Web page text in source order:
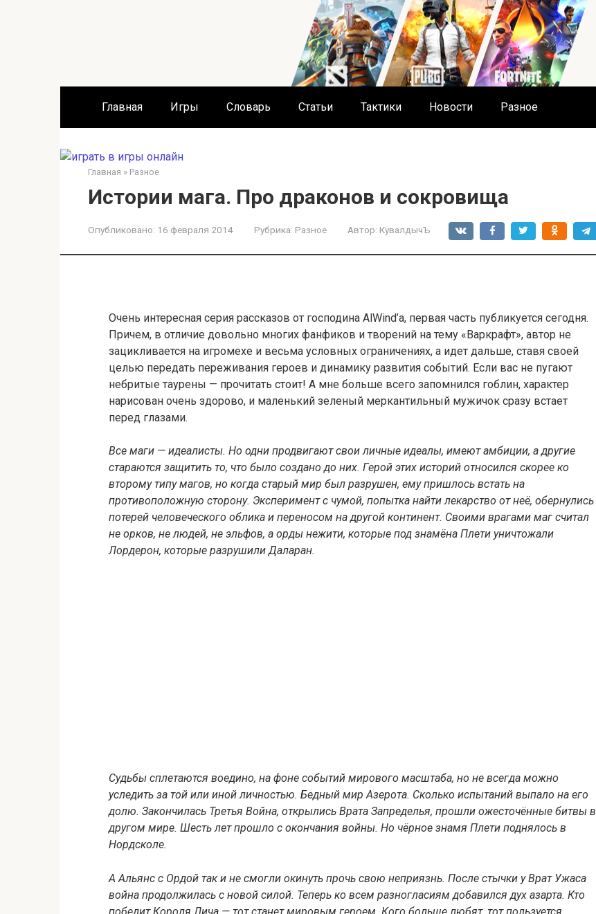
Главная Игры Словарь Статьи Тактики Новости Разное
Главная » Разное
Истории мага. Про драконов и сокровища
Опубликовано: 16 февраля 2014 Рубрика: Разное Автор: КувалдычЪ
Очень интересная серия рассказов от господина AlWind’a, первая часть публикуется сегодня.
Причем, в отличие довольно многих фанфиков и творений на тему «Варкрафт», автор не
зацикливается на игромехе и весьма условных ограничениях, а идет дальше, ставя своей
целью передать переживания героев и динамику развития событий. Если вас не пугают
небритые таурены — прочитать стоит! А мне больше всего запомнился гоблин, характер
нарисован очень здорово, и маленький зеленый меркантильный мужичок сразу встает
перед глазами.
Все маги — идеалисты. Но одни продвигают свои личные идеалы, имеют амбиции, а другие
стараются защитить то, что было создано до них. Герой этих историй относился скорее ко
второму типу магов, но когда старый мир был разрушен, ему пришлось встать на
противоположную сторону. Эксперимент с чумой, попытка найти лекарство от неё, обернулись
потерей человеческого облика и переносом на другой континент. Своими врагами маг считал
не орков, не людей, не эльфов, а орды нежити, которые под знамёна Плети уничтожали
Лордерон, которые разрушили Даларан.
Судьбы сплетаются воедино, на фоне событий мирового масштаба, но не всегда можно
уследить за той или иной личностью. Бедный мир Азерота. Сколько испытаний выпало на его
долю. Закончилась Третья Война, открылись Врата Запределья, прошли ожесточённые битвы в
другом мире. Шесть лет прошло с окончания войны. Но чёрное знамя Плети поднялось в
Нордсколе.
А Альянс с Ордой так и не смогли окинуть прочь свою неприязнь. После стычки у Врат Ужаса
война продолжилась с новой силой. Теперь ко всем разногласиям добавился дух азарта. Кто